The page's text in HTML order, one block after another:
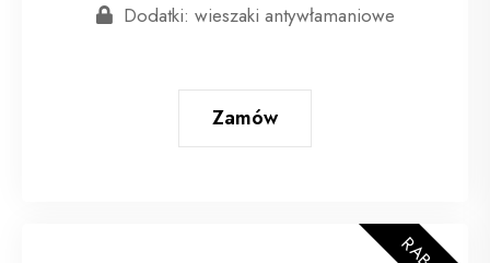
Dodatki: wieszaki antywłamaniowe
Zamów